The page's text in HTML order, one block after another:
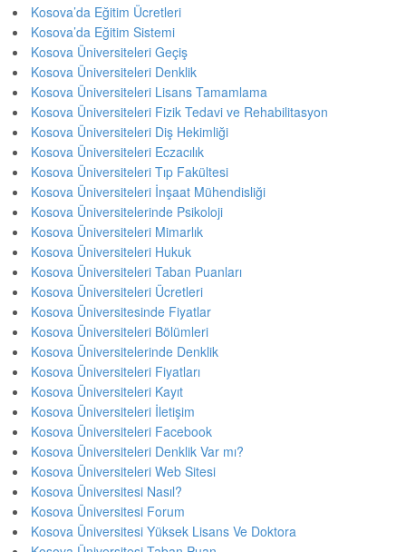
Kosova’da Eğitim Ücretleri
Kosova’da Eğitim Sistemi
Kosova Üniversiteleri Geçiş
Kosova Üniversiteleri Denklik
Kosova Üniversiteleri Lisans Tamamlama
Kosova Üniversiteleri Fizik Tedavi ve Rehabilitasyon
Kosova Üniversiteleri Diş Hekimliği
Kosova Üniversiteleri Eczacılık
Kosova Üniversiteleri Tıp Fakültesi
Kosova Üniversiteleri İnşaat Mühendisliği
Kosova Üniversitelerinde Psikoloji
Kosova Üniversiteleri Mimarlık
Kosova Üniversiteleri Hukuk
Kosova Üniversiteleri Taban Puanları
Kosova Üniversiteleri Ücretleri
Kosova Üniversitesinde Fiyatlar
Kosova Üniversiteleri Bölümleri
Kosova Üniversitelerinde Denklik
Kosova Üniversiteleri Fiyatları
Kosova Üniversiteleri Kayıt
Kosova Üniversiteleri İletişim
Kosova Üniversiteleri Facebook
Kosova Üniversiteleri Denklik Var mı?
Kosova Üniversiteleri Web Sitesi
Kosova Üniversitesi Nasıl?
Kosova Üniversitesi Forum
Kosova Üniversitesi Yüksek Lisans Ve Doktora